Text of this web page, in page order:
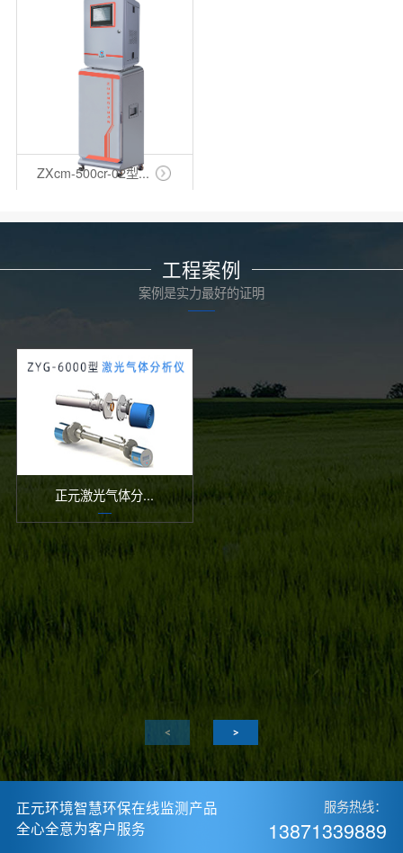
ZXcm-500cr-02型...
工程案例
案例是实力最好的证明
正元激光气体分...
正元环境智慧环保在线监测产品
全心全意为客户服务
服务热线：
13871339889